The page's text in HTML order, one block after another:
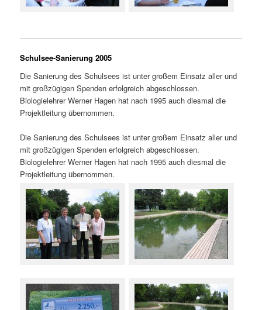
Schulsee-Sanierung 2005
Die Sanierung des Schulsees ist unter großem Einsatz aller und
mit großzügigen Spenden erfolgreich abgeschlossen.
Biologielehrer Werner Hagen hat nach 1995 auch diesmal die
Projektleitung übernommen.
Die Sanierung des Schulsees ist unter großem Einsatz aller und
mit großzügigen Spenden erfolgreich abgeschlossen.
Biologielehrer Werner Hagen hat nach 1995 auch diesmal die
Projektleitung übernommen.